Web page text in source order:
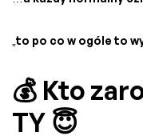
„to po co w ogóle to
💰 Kto
TY 😇